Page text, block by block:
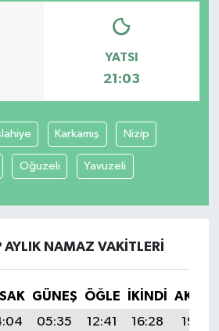
YATSI
21:03
Karkamış Nizip
Oğuzeli Yavuzeli
NAMAZ VAKITLERI
GÜNEŞ ÖĞLE İKINDI
05:35 12:41 16:28
19:37